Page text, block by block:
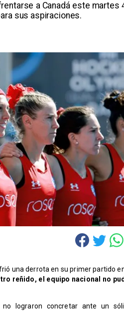
a Canadá este martes
sus aspiraciones.
una derrota en su primer partido
reñido, el equipo nacional no
lograron concretar ante un